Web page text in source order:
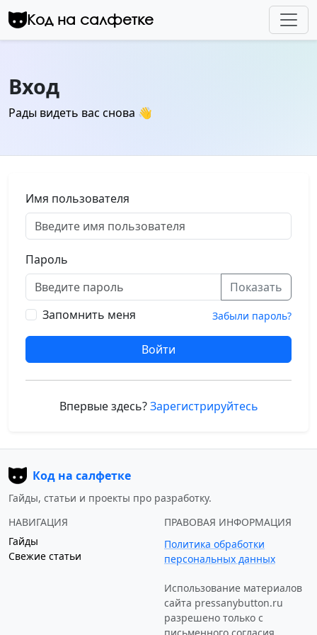
Перейти к контенту
Код на салфетке
Вход
Рады видеть вас снова 👋
Имя пользователя
Пароль
Показать
Запомнить меня
Забыли пароль?
Войти
Впервые здесь?Зарегистрируйтесь
Код на салфетке
Гайды, статьи и проекты про разработку.
НАВИГАЦИЯ
Гайды
Свежие статьи
ПРАВОВАЯ ИНФОРМАЦИЯ
Политика обработки
персональных данных
Использование материалов
сайта pressanybutton.ru
разрешено только c